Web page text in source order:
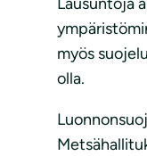
Lausuntoja
myös
olla.